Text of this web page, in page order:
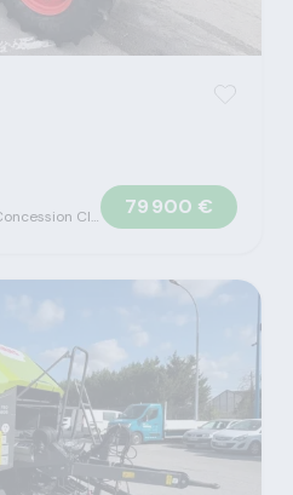
Gueudet 1880 Saleux - Concession Claas 79 900 €